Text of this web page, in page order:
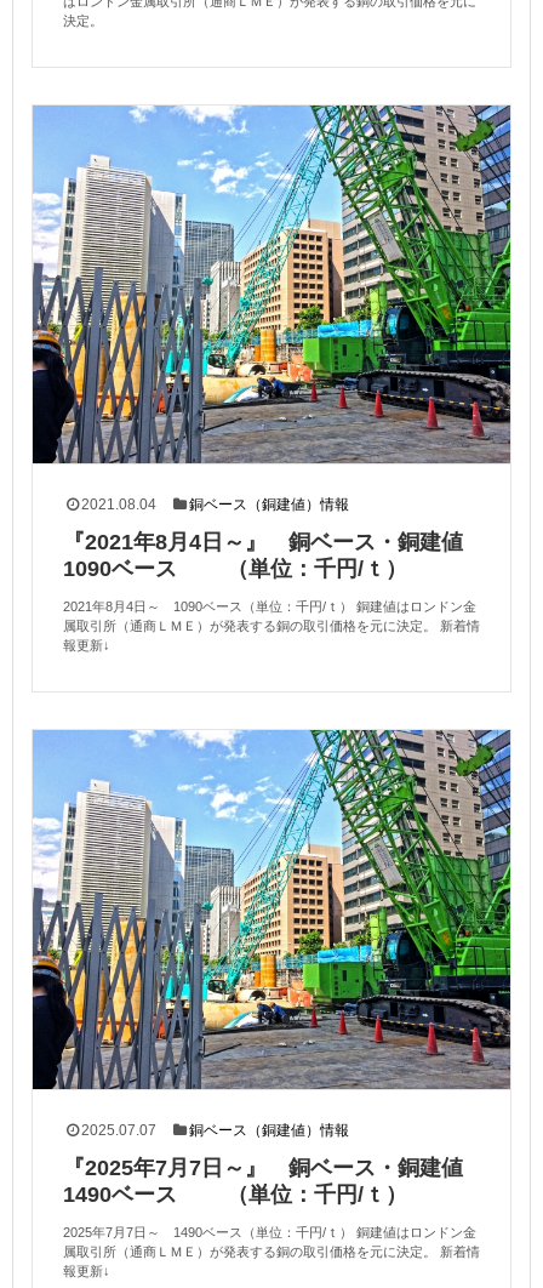
決定。
2021.08.04 銅ベース（銅建値）情報
『2021年8月4日～』 銅ベース・銅建値
1090ベース （単位：千円/ｔ）
2021年8月4日～ 1090ベース（単位：千円/ｔ） 銅建値はロンドン金
属取引所（通商ＬＭＥ）が発表する銅の取引価格を元に決定。 新着情
報更新↓
2025.07.07 銅ベース（銅建値）情報
『2025年7月7日～』 銅ベース・銅建値
1490ベース （単位：千円/ｔ）
2025年7月7日～ 1490ベース（単位：千円/ｔ） 銅建値はロンドン金
属取引所（通商ＬＭＥ）が発表する銅の取引価格を元に決定。 新着情
報更新↓